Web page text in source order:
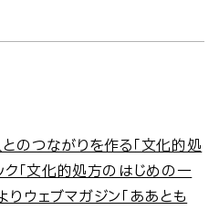
のつながりを作る「文化的処
ク「文化的処方のはじめの一
ウェブマガジン「ああとも